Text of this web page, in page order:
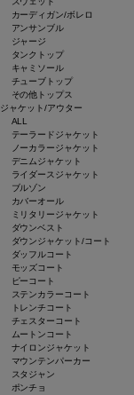
カーディガン/ボレロ
アンサンブル
ジャージ
タンクトップ
キャミソール
チューブトップ
その他トップス
ジャケット/アウター
ALL
テーラードジャケット
ノーカラージャケット
デニムジャケット
ライダースジャケット
ブルゾン
カバーオール
ミリタリージャケット
ダウンベスト
ダウンジャケット/コート
ダッフルコート
モッズコート
ピーコート
ステンカラーコート
トレンチコート
チェスターコート
ムートンコート
ナイロンジャケット
マウンテンパーカー
スタジャン
ポンチョ